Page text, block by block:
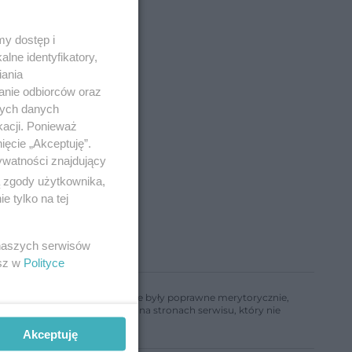
informacje w nim zawarte były poprawne merytorycznie,
informacji zamieszczonych na stronach serwisu, który nie
dostęp i
identyfikatory,
odbiorców oraz
danych
Ponieważ
„Akceptuję”.
znajdujący
użytkownika,
tylko na tej
serwisów
w Polityce
Akceptuję